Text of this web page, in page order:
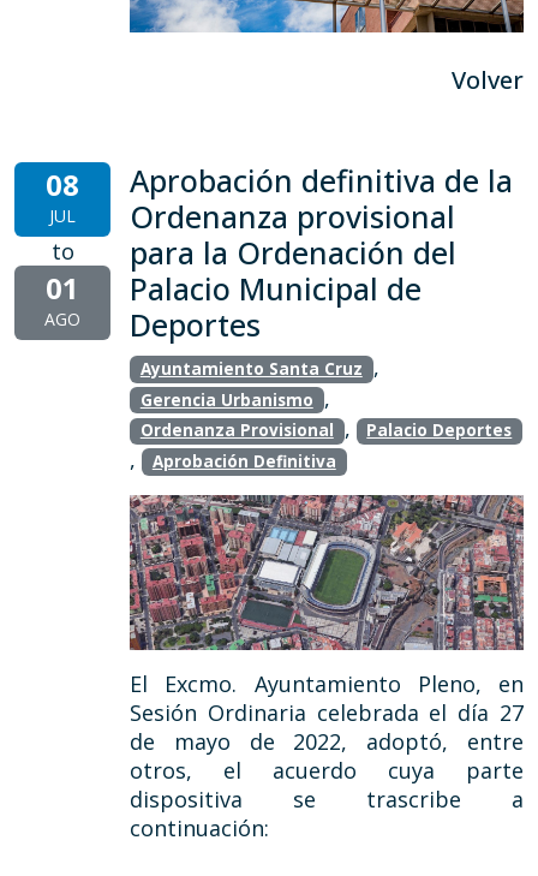
Volver
08
JUL
to
01
AGO
Aprobación definitiva de la
Ordenanza provisional
para la Ordenación del
Palacio Municipal de
Deportes
Ayuntamiento Santa Cruz ,
Gerencia Urbanismo ,
Ordenanza Provisional , Palacio Deportes
, Aprobación Definitiva
El Excmo. Ayuntamiento Pleno, en
Sesión Ordinaria celebrada el día 27
de mayo de 2022, adoptó, entre
otros, el acuerdo cuya parte
dispositiva se trascribe a
continuación: